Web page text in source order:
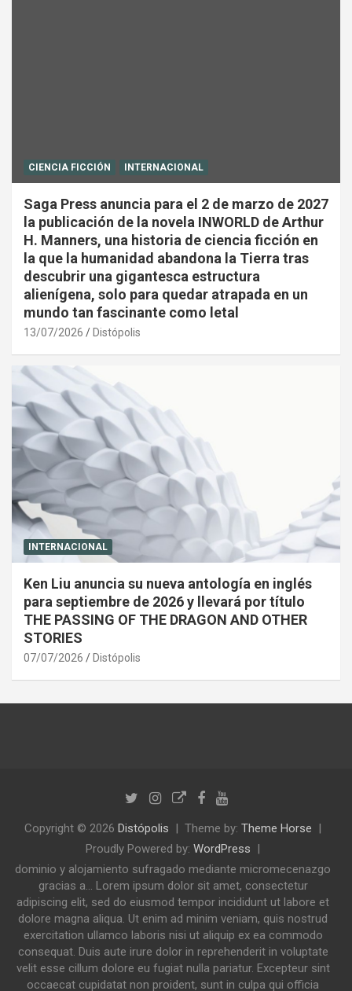
CIENCIA FICCIÓN INTERNACIONAL
Saga Press anuncia para el 2 de marzo de 2027
la publicación de la novela INWORLD de Arthur
H. Manners, una historia de ciencia ficción en
la que la humanidad abandona la Tierra tras
descubrir una gigantesca estructura
alienígena, solo para quedar atrapada en un
mundo tan fascinante como letal
13/07/2026 Distópolis
INTERNACIONAL
Ken Liu anuncia su nueva antología en inglés
para septiembre de 2026 y llevará por título
THE PASSING OF THE DRAGON AND OTHER
STORIES
07/07/2026 Distópolis
Copyright © 2026 Distópolis Theme by: Theme Horse
Proudly Powered by: WordPress
dominio y alojamiento sufragado mediante micromecenazgo
gracias a... Lorem ipsum dolor sit amet, consectetur
adipiscing elit, sed do eiusmod tempor incididunt ut labore et
dolore magna aliqua. Ut enim ad minim veniam, quis nostrud
exercitation ullamco laboris nisi ut aliquip ex ea commodo
consequat. Duis aute irure dolor in reprehenderit in voluptate
velit esse cillum dolore eu fugiat nulla pariatur. Excepteur sint
occaecat cupidatat non proident, sunt in culpa qui officia